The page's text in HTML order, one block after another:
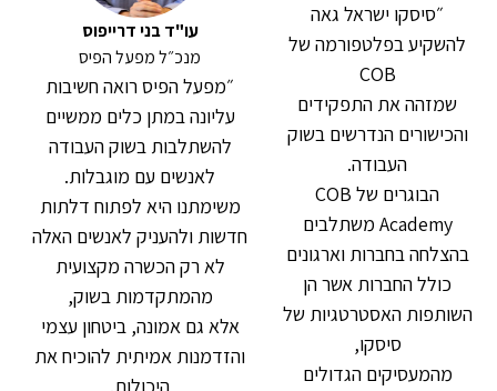
״סיסקו ישראל גאה
להשקיע בפלטפורמה של
COB
שמזהה את התפקידים
והכישורים הנדרשים בשוק
העבודה.
הבוגרים של COB
Academy משתלבים
בהצלחה בחברות וארגונים
כולל החברות אשר הן
השותפות האסטרטגיות של
סיסקו,
מהמעסיקים הגדולים
עו"ד בני דרייפוס
מנכ״ל מפעל הפיס
״מפעל הפיס רואה חשיבות
עליונה במתן כלים ממשיים
להשתלבות בשוק העבודה
לאנשים עם מוגבלות.
משימתנו היא לפתוח דלתות
חדשות ולהעניק לאנשים האלה
לא רק הכשרה מקצועית
מהמתקדמות בשוק,
אלא גם אמונה, ביטחון עצמי
והזדמנות אמיתית להוכיח את